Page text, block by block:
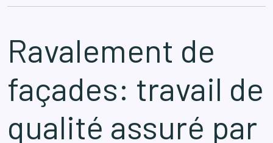
Ravalement de
façades: travail de
qualité assuré par